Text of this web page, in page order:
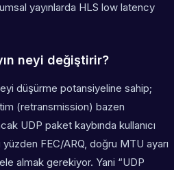
yayınlarda HLS low latency
neyi değiştirir?
düşürme potansiyeline sahip;
(retransmission) bazen
UDP paket kaybında kullanıcı
FEC/ARQ, doğru MTU ayarı
almak gerekiyor. Yani “UDP